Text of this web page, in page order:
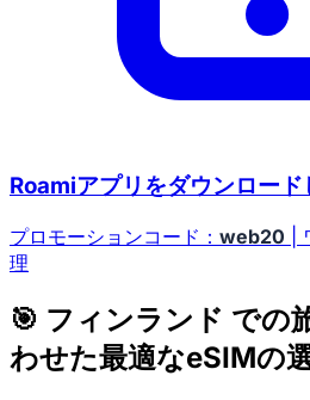
Roamiアプリをダウンロー
プロモーションコード： web20 |
理
🎯 フィンランド での
わせた最適なeSIMの